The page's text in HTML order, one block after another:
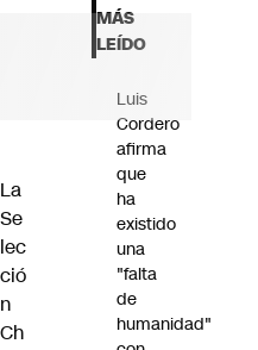
La
Se
lec
ció
n
Ch
MÁS
LEÍDO
Luis
Cordero
afirma
que
ha
existido
una
"falta
de
humanidad"